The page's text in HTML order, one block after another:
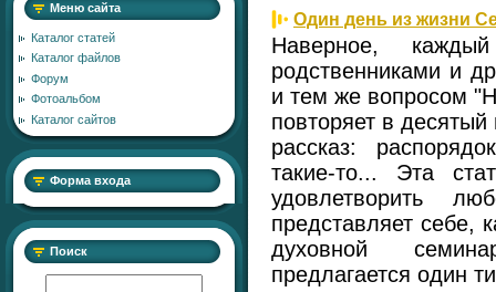
Меню сайта
Каталог статей
Каталог файлов
Форум
Фотоальбом
Каталог сайтов
Форма входа
Поиск
Один день из жизни
Наверное,
родственниками и
и тем же вопросом
повторяет в
рассказ:
такие-то... Эта
удовлетворить
представляет себе,
духовной
предлагается один